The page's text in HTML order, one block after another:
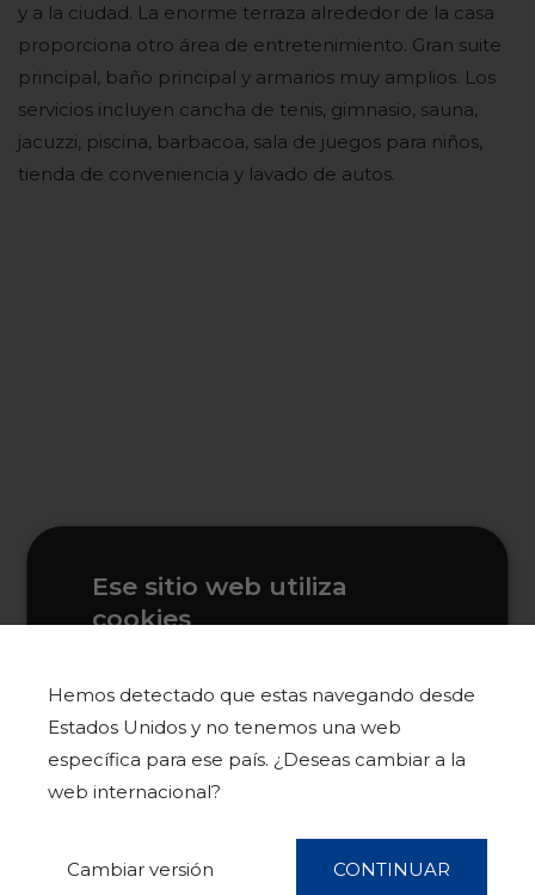
Hemos detectado que estas navegando desde
Estados Unidos y no tenemos una web
específica para ese país. ¿Deseas cambiar a la
web internacional?
Cambiar versión CONTINUAR
y a la ciudad. La enorme terraza alrededor de la casa
proporciona otro área de entretenimiento. Gran suite
principal, baño principal y armarios muy amplios. Los
servicios incluyen cancha de tenis, gimnasio, sauna,
jacuzzi, piscina, barbacoa, sala de juegos para niños,
tienda de conveniencia y lavado de autos.
Ese sitio web utiliza
cookies
mejorar la experiencia del usuario. Al
utilizar nuestro sitio web, usted acepta
todas las cookies de acuerdo con
nuestra Política de cookies.Más
información
ACEPTAR TODO